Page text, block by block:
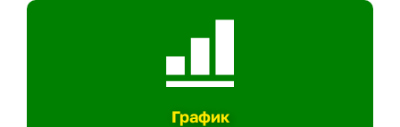
График